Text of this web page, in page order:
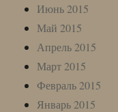
Июнь 2015
Май 2015
Апрель 2015
Март 2015
Февраль 2015
Январь 2015